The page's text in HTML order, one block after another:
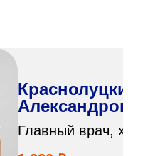
Краснолуцкий
Александрович
Главный врач, хирург,